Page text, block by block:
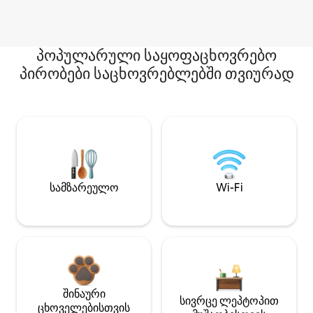
პოპულარული საყოფაცხოვრებო
პირობები საცხოვრებლებში თვიურად
სამზარეულო Wi-Fi
შინაური
ცხოველებისთვის
სივრცე ლეპტოპით